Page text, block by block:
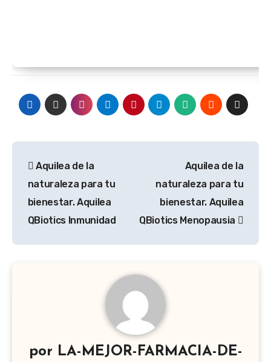
de
entradas
Aquilea de la
naturaleza para tu
bienestar. Aquilea
QBiotics Inmunidad
Aquilea de la
naturaleza para tu
bienestar. Aquilea
QBiotics Menopausia
por LA-MEJOR-FARMACIA-DE-